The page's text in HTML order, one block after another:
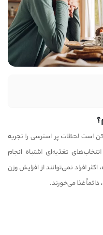
است لحظات پر استرسی را تجربه
تغذیه‌ای اشتباه انجام
افراد نمی‌توانند از افزایش وزن
غذا می‌خورند.